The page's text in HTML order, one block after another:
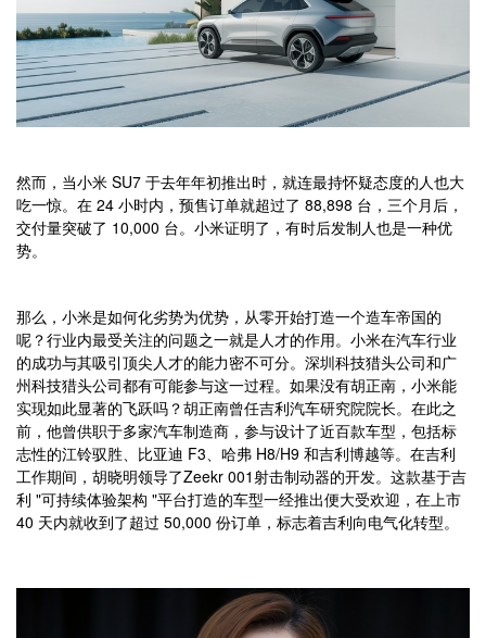
然而，当小米 SU7 于去年年初推出时，就连最持怀疑态度的人也大
吃一惊。在 24 小时内，预售订单就超过了 88,898 台，三个月后，
交付量突破了 10,000 台。小米证明了，有时后发制人也是一种优
势。
那么，小米是如何化劣势为优势，从零开始打造一个造车帝国的
呢？行业内最受关注的问题之一就是人才的作用。小米在汽车行业
的成功与其吸引顶尖人才的能力密不可分。深圳科技猎头公司和广
州科技猎头公司都有可能参与这一过程。如果没有胡正南，小米能
实现如此显著的飞跃吗？胡正南曾任吉利汽车研究院院长。在此之
前，他曾供职于多家汽车制造商，参与设计了近百款车型，包括标
志性的江铃驭胜、比亚迪 F3、哈弗 H8/H9 和吉利博越等。在吉利
工作期间，胡晓明领导了Zeekr 001射击制动器的开发。这款基于吉
利 "可持续体验架构 "平台打造的车型一经推出便大受欢迎，在上市
40 天内就收到了超过 50,000 份订单，标志着吉利向电气化转型。